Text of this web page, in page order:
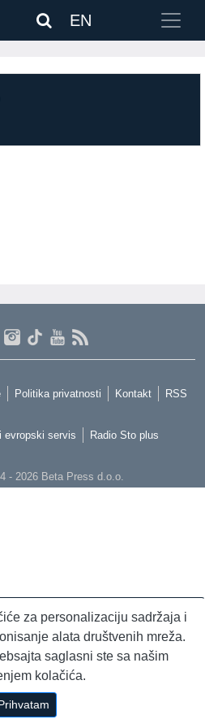
EN
Politika privatnosti Kontakt RSS
evropski servis Radio Sto plus
- 2026 Beta Press d.o.o.
za personalizaciju sadržaja i
alata društvenih mreža.
saglasni ste sa našim
kolačića.